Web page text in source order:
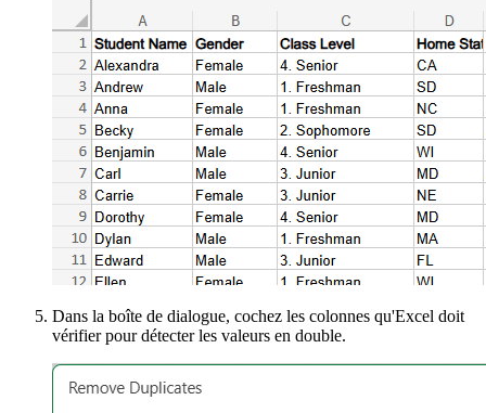
Dans la boîte de dialogue, cochez les colonnes qu'Excel doit
vérifier pour détecter les valeurs en double.